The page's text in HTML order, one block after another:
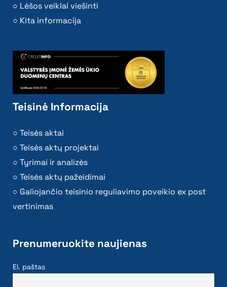
Lėšos veiklai viešinti
Kita informacija
Teisinė Informacija
Teisės aktai
Teisės aktų projektai
Tyrimai ir analizės
Teisės aktų pažeidimai
Galiojančio teisinio reguliavimo poveikio ex post
vertinimas
Prenumeruokite naujienas
El. paštas